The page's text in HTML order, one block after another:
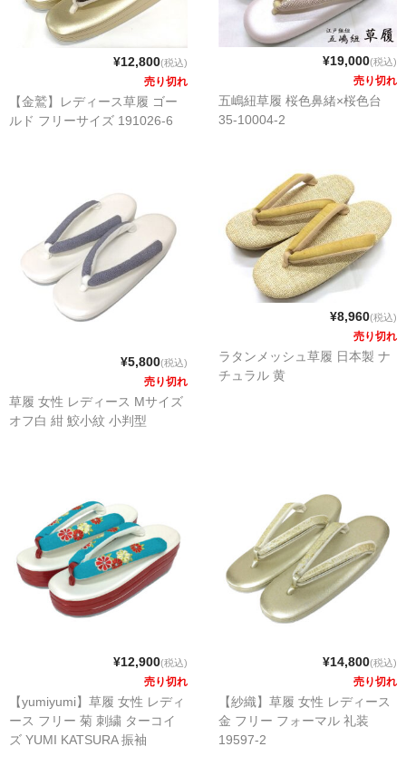
¥12,800(税込)
売り切れ
【金鷲】レディース草履 ゴー
ルド フリーサイズ 191026-6
¥19,000(税込)
売り切れ
五嶋紐草履 桜色鼻緒×桜色台
35-10004-2
¥5,800(税込)
売り切れ
草履 女性 レディース Mサイズ
オフ白 紺 鮫小紋 小判型
¥8,960(税込)
売り切れ
ラタンメッシュ草履 日本製 ナ
チュラル 黄
¥12,900(税込)
売り切れ
【yumiyumi】草履 女性 レディ
ース フリー 菊 刺繍 ターコイ
ズ YUMI KATSURA 振袖
¥14,800(税込)
売り切れ
【紗織】草履 女性 レディース
金 フリー フォーマル 礼装
19597-2